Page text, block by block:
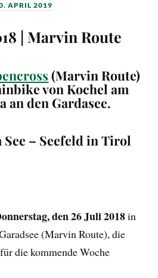
APRIL 2019
| Marvin Route
(Marvin Route)
von Kochel am
an den Gardasee.
See – Seefeld in Tirol
den 26 Juli 2018in
(Marvin Route), die
die kommende Woche